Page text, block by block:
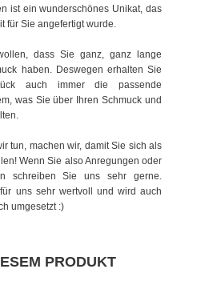
PRODUKT
ist ein wunderschönes Unikat, das
für Sie angefertigt wurde.
dass Sie ganz, ganz lange
haben. Deswegen erhalten Sie
auch immer die passende
was Sie über Ihren Schmuck und
tun, machen wir, damit Sie sich als
Wenn Sie also Anregungen oder
schreiben Sie uns sehr gerne.
uns sehr wertvoll und wird auch
umgesetzt :)